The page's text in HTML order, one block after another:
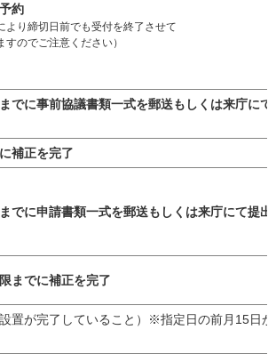
約
より締切日前でも受付を終了させて
のでご注意ください）
でに事前協議書類一式を郵送もしくは来庁にて
補正を完了
でに申請書類一式を郵送もしくは来庁にて提出
までに補正を完了
設置が完了していること）※指定日の前月15日か